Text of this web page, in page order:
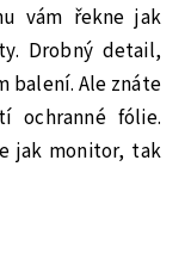
vám řekne jak
Drobný detail,
balení. Ale znáte
ochranné fólie.
jak monitor, tak